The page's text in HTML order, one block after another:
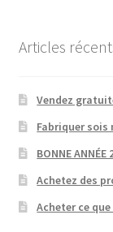
Articles
Vendez
Fabriquer sois
BONNE
Achetez des
Acheter ce